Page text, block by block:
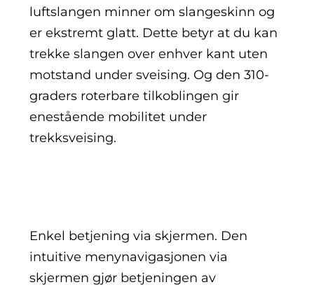
luftslangen minner om slangeskinn og
er ekstremt glatt. Dette betyr at du kan
trekke slangen over enhver kant uten
motstand under sveising. Og den 310-
graders roterbare tilkoblingen gir
enestående mobilitet under
trekksveising.
Enkel betjening via skjermen. Den
intuitive menynavigasjonen via
skjermen gjør betjeningen av